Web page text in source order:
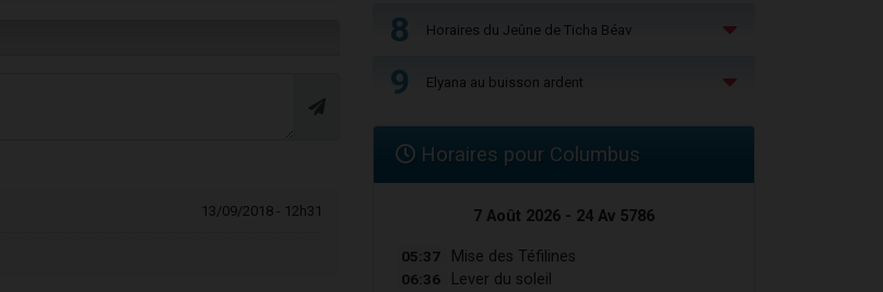
13/09/2018 - 12h31
8 Horaires du Jeûne de Ticha Béav
9 Elyana au buisson ardent
Horaires pour Columbus
7 Août 2026 - 24 Av 5786
05:37 Mise des Téfilines
06:36 Lever du soleil